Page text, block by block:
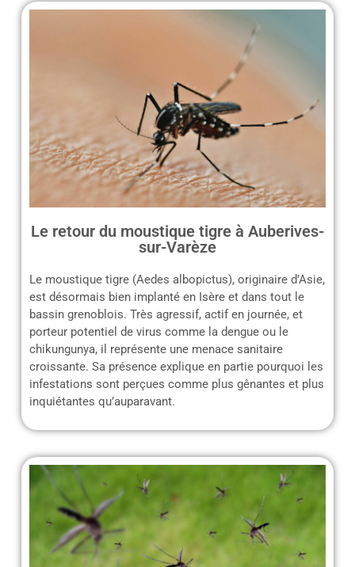
Le retour du moustique tigre à Auberives-
sur-Varèze
Le moustique tigre (Aedes albopictus), originaire d’Asie,
est désormais bien implanté en Isère et dans tout le
bassin grenoblois. Très agressif, actif en journée, et
porteur potentiel de virus comme la dengue ou le
chikungunya, il représente une menace sanitaire
croissante. Sa présence explique en partie pourquoi les
infestations sont perçues comme plus gênantes et plus
inquiétantes qu’auparavant.